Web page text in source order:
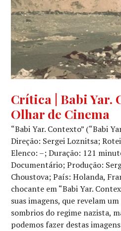
CRÍTICA
CINEMATOGRÁFICA,
EXIBIÇÕES
ESPECIAIS
Crítica | Babi Yar.
Olhar de Cinema
“Babi Yar. Contexto” (“Babi
Direção: Sergei Loznitsa;
Elenco: –; Duração: 121
Documentário; Produção:
Choustova; País: Holanda,
chocante em “Babi Yar.
suas imagens, que revelam
sombrios do regime nazista,
podemos fazer destas